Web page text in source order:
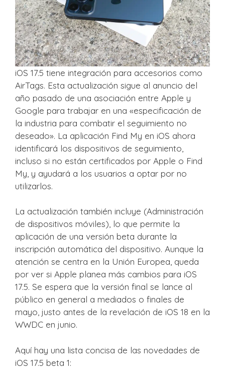
iOS 17.5 tiene integración para accesorios como
AirTags. Esta actualización sigue al anuncio del
año pasado de una asociación entre Apple y
Google para trabajar en una «especificación de
la industria para combatir el seguimiento no
deseado». La aplicación Find My en iOS ahora
identificará los dispositivos de seguimiento,
incluso si no están certificados por Apple o Find
My, y ayudará a los usuarios a optar por no
utilizarlos.
La actualización también incluye (Administración
de dispositivos móviles), lo que permite la
aplicación de una versión beta durante la
inscripción automática del dispositivo. Aunque la
atención se centra en la Unión Europea, queda
por ver si Apple planea más cambios para iOS
17.5. Se espera que la versión final se lance al
público en general a mediados o finales de
mayo, justo antes de la revelación de iOS 18 en la
WWDC en junio.
Aquí hay una lista concisa de las novedades de
iOS 17.5 beta 1: